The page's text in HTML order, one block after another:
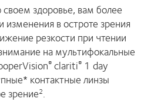
своем здоровье, вам более
в остроте зрения
резкости при чтении
на мультифокальные
® clariti® 1 day
контактные линзы
зрение2.